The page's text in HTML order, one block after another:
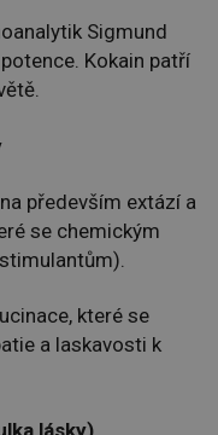
Sigmund
Kokain patří
především extází a
se chemickým
které se
a laskavosti k
lásky)